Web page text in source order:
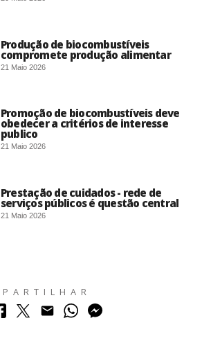
Produção de biocombustíveis
compromete produção alimentar
21 Maio 2026
Promoção de biocombustíveis deve
obedecer a critérios de interesse
publico
21 Maio 2026
Prestação de cuidados - rede de
serviços públicos é questão central
21 Maio 2026
PARTILHAR